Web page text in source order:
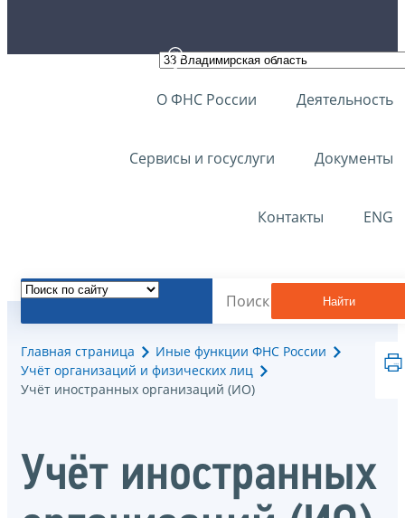
О ФНС России Деятельность
Сервисы и госуслуги Документы
Контакты ENG
Найти
Главная страница
Иные функции ФНС России
Учёт организаций и физических лиц
Учёт иностранных организаций (ИО)
Учёт иностранных